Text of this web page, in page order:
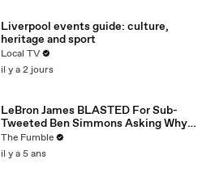
Liverpool events guide: culture,
heritage and sport
Local TV
il y a 2 jours
LeBron James BLASTED For Sub-
Tweeted Ben Simmons Asking Why
Players Practice Moves They NEVER
Use
The Fumble
il y a 5 ans